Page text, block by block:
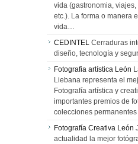
vida (gastronomia,
etc.). La forma o manera
vida…
CEDINTEL Cerraduras
diseño, tecnología y
Fotografia artística León
Liebana representa el
Fotografía artística y
importantes premios de
colecciones
Fotografía Creativa León
actualidad la mejor